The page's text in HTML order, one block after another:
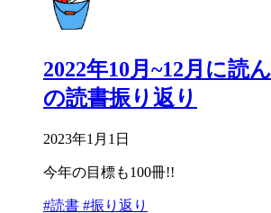
2022年10月~12月に読
の読書振り返り
2023年1月1日
今年の目標も100冊!!
#読書 #振り返り